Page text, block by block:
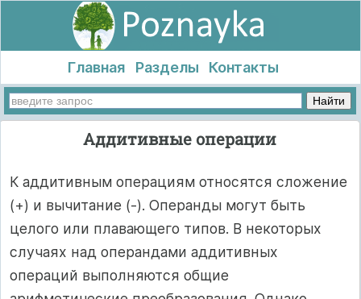
Главная Разделы Контакты
Аддитивные операции
К аддитивным операциям относятся сложение
(+) и вычитание (-). Операнды могут быть
целого или плавающего типов. В некоторых
случаях над операндами аддитивных
операций выполняются общие